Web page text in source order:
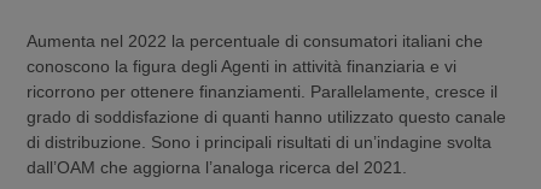
Aumenta nel 2022 la percentuale di consumatori italiani che
conoscono la figura degli Agenti in attività finanziaria e vi
ricorrono per ottenere finanziamenti. Parallelamente, cresce il
grado di soddisfazione di quanti hanno utilizzato questo canale
di distribuzione. Sono i principali risultati di un’indagine svolta
dall’OAM che aggiorna l’analoga ricerca del 2021.